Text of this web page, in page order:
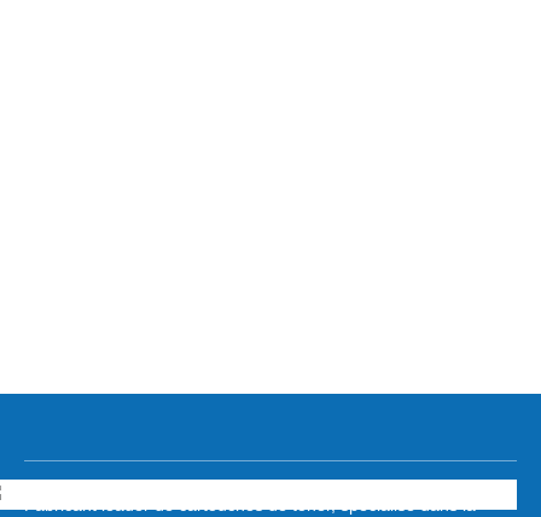
Fabricant leader de cartouches de toner, spécialisé dans la